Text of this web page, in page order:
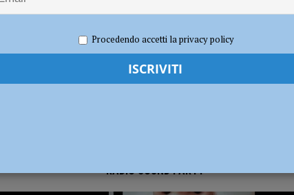
“Verificare subito la situazione nella provincia di Piacenza”
RADIO SOUND PARTY
Procedendo accetti la privacy policy